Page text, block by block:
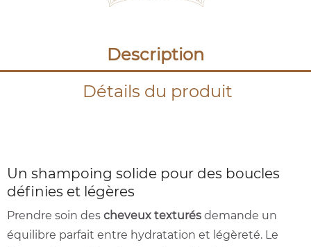
Description
Détails du produit
Un shampoing solide pour des boucles
définies et légères
Prendre soin des cheveux texturés demande un
équilibre parfait entre hydratation et légèreté. Le